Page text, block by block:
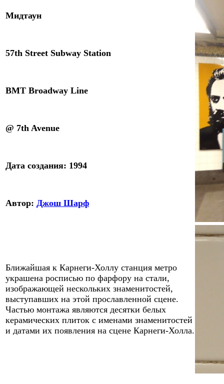
Мидтаун
57th Street Subway Station
BMT Broadway Line
@ 7th Avenue
Дата создания: 1994
Автор: Джош Шарф
Ближайшая к Карнеги-Холлу станция метро
украшена росписью по фарфору на стали,
изображающей нескольких знаменитостей,
выступавших на этой прославленной сцене.
Частью монтажа являются десятки белых
керамических плиток с именами знаменитостей
и датами их появления на сцене Карнеги-Холла.